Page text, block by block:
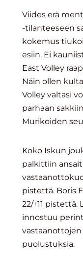
Viides erä
-tilanteeseen
kokemus
esiin. Ei
East Volley
Näin ollen
Volley valtasi
parhaan
Murikoiden
Koko Iskun
palkittiin
pistettä. Boris
22/+11
innostuu
puolustuksia.